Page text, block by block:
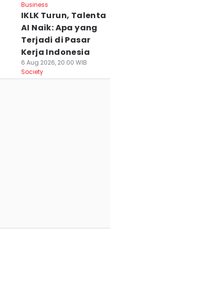
Business
IKLK Turun, Talenta
AI Naik: Apa yang
Terjadi di Pasar
Kerja Indonesia
6 Aug 2026, 20:00 WIB
Society